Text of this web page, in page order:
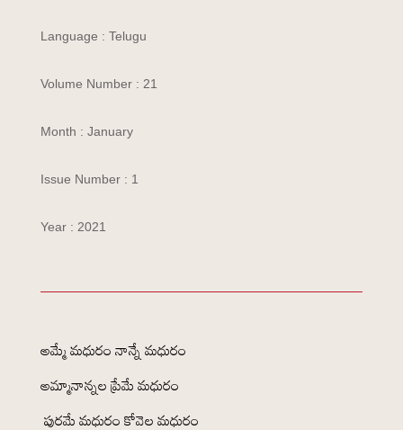
Language : Telugu
Volume Number : 21
Month : January
Issue Number : 1
Year : 2021
అమ్మే మధురం నాన్నే మధురం
అమ్మానాన్నల ప్రేమే మధురం
పురమే మధురం కోవెల మధురం